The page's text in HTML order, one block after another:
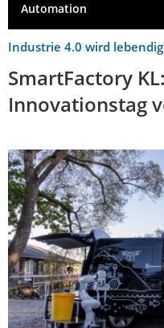
Automation
Industrie 4.0 wird lebendig
SmartFactory
Innovationstag